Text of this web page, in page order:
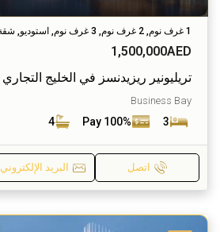
1 غرف نوم, 2 غرف نوم, 3 غرف نوم, استوديو, شقة
1,500,000AED
تريليونير ريزيدنسز في الخليج التجاري
Business Bay
3
Pay 100%
4
اتصل البريد الإلكتروني